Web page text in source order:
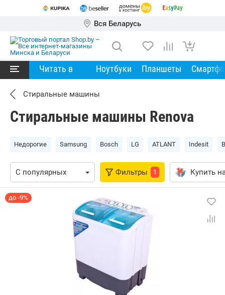
Вся Беларусь
Читать в Ноутбуки Планшеты
Стиральные машины
Стиральные машины Renova
Недорогие Samsung Bosch LG ATLANT Indesit
Фильтры 1 Купить
до -9%